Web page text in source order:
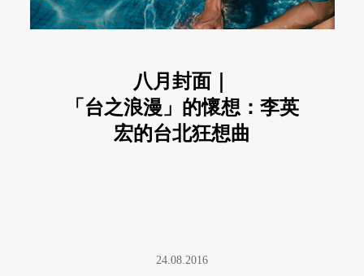
八月封面｜
「台之浪漫」的懷想：李英
宏的台北狂想曲
24.08.2016